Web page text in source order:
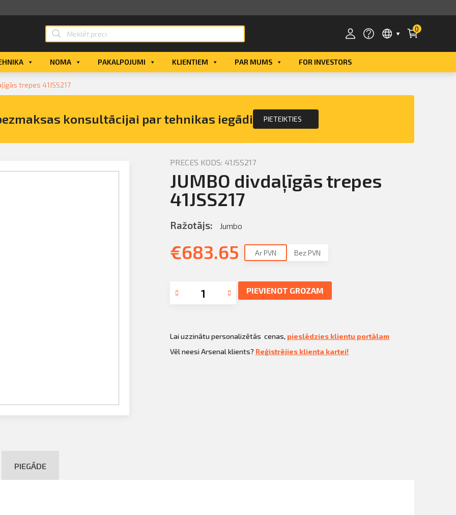
0
eParaksts
NOMA PAKALPOJUMI KLIENTIEM PAR MUMS FOR INVESTORS
trepes 41JSS217
konsultācijai par tehnikas iegādi PIETEIKTIES
PRECES KODS: 41JSS217
JUMBO divdaļīgās trepes
41JSS217
Ražotājs: Jumbo
€683.65 Ar PVN Bez PVN
PIEVIENOT GROZAM
Lai uzzinātu personalizētās cenas, pieslēdzies klientu portālam
Vēl neesi Arsenal klients? Reģistrējies klienta kartei!
PIEGĀDE